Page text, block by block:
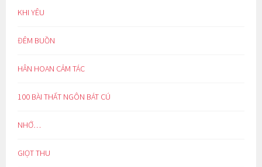
KHI YÊU
ĐÊM BUỒN
HÂN HOAN CẢM TÁC
100 BÀI THẤT NGÔN BÁT CÚ
NHỚ…
GIỌT THU